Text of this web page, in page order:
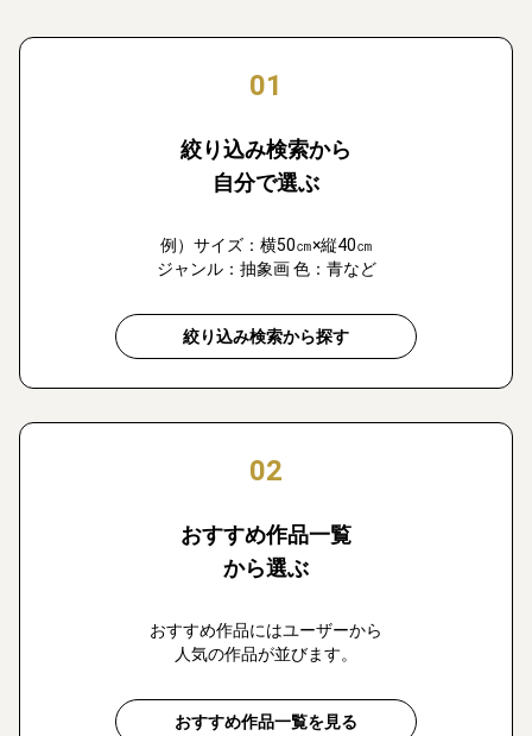
01
絞り込み検索から
自分で選ぶ
例）サイズ：横50㎝×縦40㎝
ジャンル：抽象画 色：青など
絞り込み検索から探す
02
おすすめ作品一覧
から選ぶ
おすすめ作品にはユーザーから
人気の作品が並びます。
おすすめ作品一覧を見る